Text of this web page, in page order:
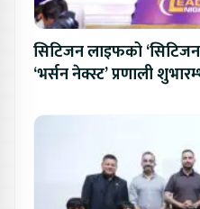
सिटिजन लाइफको ‘सिटिजन
‘भर्सन नेक्स्ट’ प्रणाली